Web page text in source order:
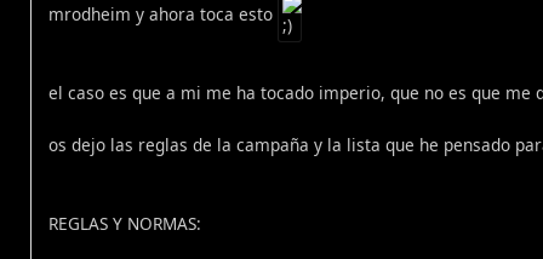
mrodheim y ahora toca esto
el caso es que a mi me ha tocado imperio, que no es que
os dejo las reglas de la campaña y la lista que he pensado
REGLAS Y NORMAS: